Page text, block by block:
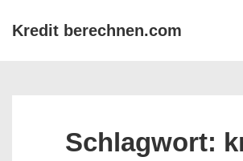
ZumKredit berechnen.com
Schlagwort: